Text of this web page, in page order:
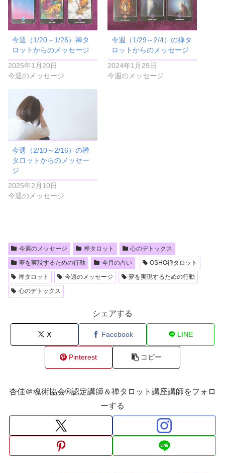
今週（1/20～1/26）禅タ
ロットからのメッセージ
2025年1月20日
今週のメッセージ
今週（1/29～2/4）の禅タ
ロットからのメッセージ
2024年1月29日
今週のメッセージ
今週（2/10～2/16）の禅
タロットからのメッセー
ジ
2025年2月10日
今週のメッセージ
今週のメッセージ 禅タロット
心のデトックス
夢を実現するための行動
今月の占い
OSHO禅タロット
禅タロット
今週のメッセージ
夢を実現するための行動
心のデトックス
シェアする
X Facebook LINE
Pinterest コピー
杏佳＠魂術協会®認定講師＆禅タロット講座講師をフォロ
ーする